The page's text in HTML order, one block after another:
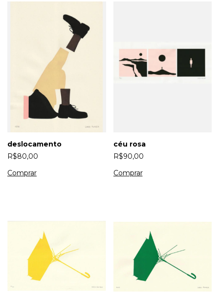
deslocamento
R$80,00
céu rosa
R$90,00